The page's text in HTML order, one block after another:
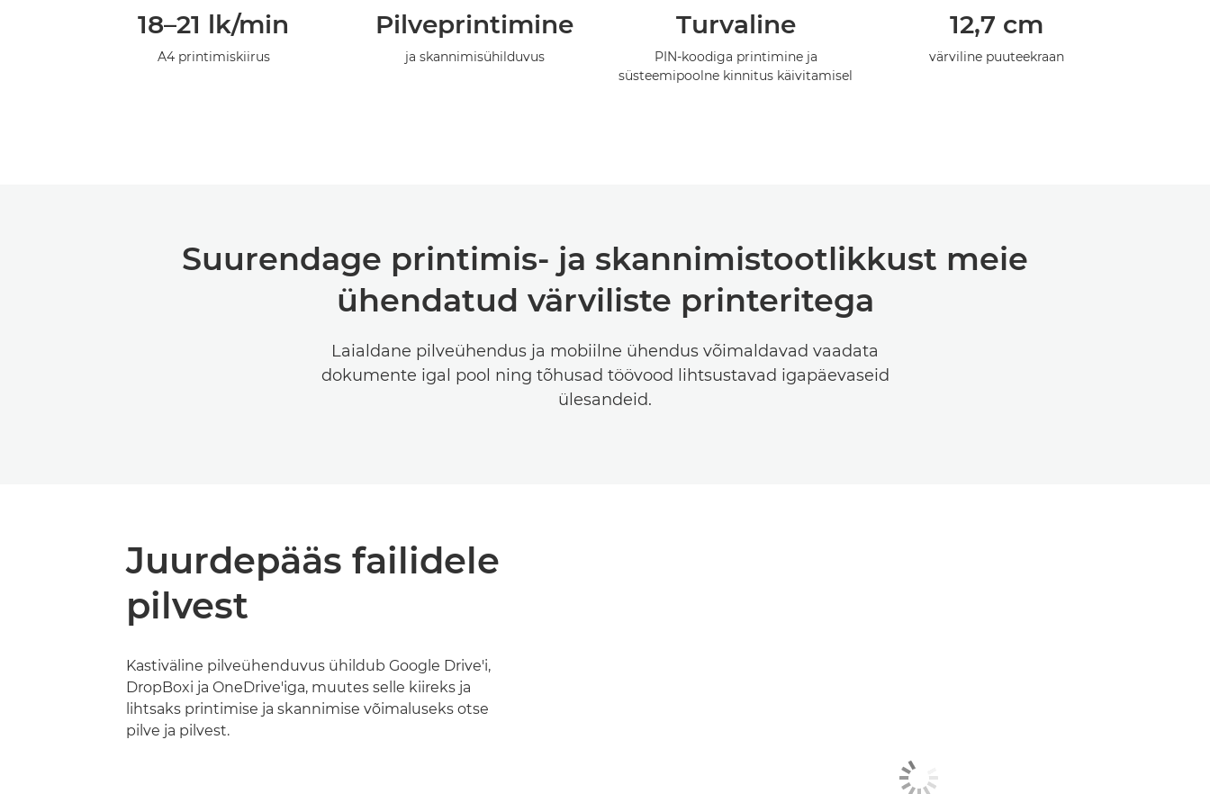
18–21 lk/min
A4 printimiskiirus
Pilveprintimine
ja skannimisühilduvus
Turvaline
PIN-koodiga printimine ja
süsteemipoolne kinnitus käivitamisel
12,7 cm
värviline puuteekraan
Suurendage printimis- ja skannimistootlikkust meie
ühendatud värviliste printeritega
Laialdane pilveühendus ja mobiilne ühendus võimaldavad vaadata
dokumente igal pool ning tõhusad töövood lihtsustavad igapäevaseid
ülesandeid.
Juurdepääs failidele
pilvest
Kastiväline pilveühenduvus ühildub Google Drive'i,
DropBoxi ja OneDrive'iga, muutes selle kiireks ja
lihtsaks printimise ja skannimise võimaluseks otse
pilve ja pilvest.